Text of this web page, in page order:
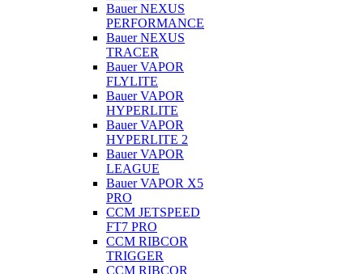
Bauer NEXUS
PERFORMANCE
Bauer NEXUS
TRACER
Bauer VAPOR
FLYLITE
Bauer VAPOR
HYPERLITE
Bauer VAPOR
HYPERLITE 2
Bauer VAPOR
LEAGUE
Bauer VAPOR X5
PRO
CCM JETSPEED
FT7 PRO
CCM RIBCOR
TRIGGER
CCM RIBCOR